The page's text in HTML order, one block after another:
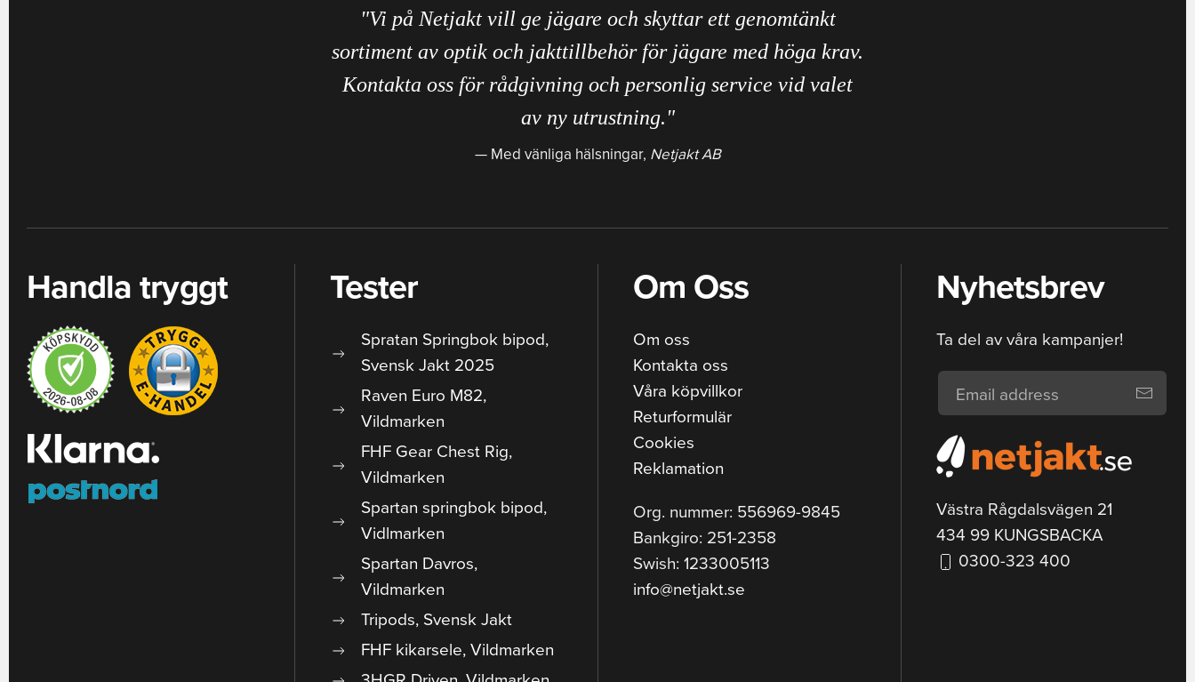
"Vi på Netjakt vill ge jägare och skyttar ett genomtänkt
sortiment av optik och jakttillbehör för jägare med höga krav.
Kontakta oss för rådgivning och personlig service vid valet
av ny utrustning."
Med vänliga hälsningar, Netjakt AB
Handla tryggt Tester
Spratan Springbok bipod,
Svensk Jakt 2025
Raven Euro M82,
Vildmarken
FHF Gear Chest Rig,
Vildmarken
Spartan springbok bipod,
Vidlmarken
Spartan Davros,
Vildmarken
Tripods, Svensk Jakt
FHF kikarsele, Vildmarken
Om Oss
Om oss
Kontakta oss
Våra köpvillkor
Returformulär
Cookies
Reklamation
Org. nummer: 556969-9845
Bankgiro: 251-2358
Swish: 1233005113
info@netjakt.se
Nyhetsbrev
Ta del av våra kampanjer!
Västra Rågdalsvägen 21
434 99 KUNGSBACKA
0300-323 400